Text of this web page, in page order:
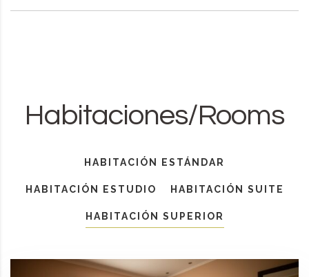
Habitaciones/Rooms
HABITACIÓN ESTÁNDAR
HABITACIÓN ESTUDIO HABITACIÓN SUITE
HABITACIÓN SUPERIOR